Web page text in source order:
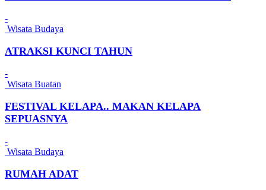
-
Wisata Budaya
ATRAKSI KUNCI TAHUN
-
Wisata Buatan
FESTIVAL KELAPA.. MAKAN KELAPA
SEPUASNYA
-
Wisata Budaya
RUMAH ADAT